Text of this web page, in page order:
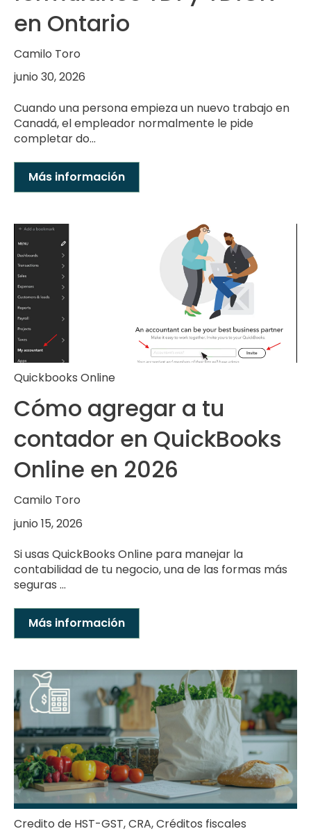
en Ontario
Camilo Toro
junio 30, 2026
Cuando una persona empieza un nuevo trabajo en
Canadá, el empleador normalmente le pide
completar do...
Más información
Quickbooks Online
Cómo agregar a tu
contador en QuickBooks
Online en 2026
Camilo Toro
junio 15, 2026
Si usas QuickBooks Online para manejar la
contabilidad de tu negocio, una de las formas más
seguras ...
Más información
Credito de HST-GST,CRA,Créditos fiscales